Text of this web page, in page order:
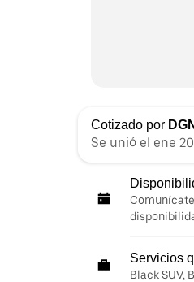
Cotizado por
Se unió el ene
Servicios
Black SUV,